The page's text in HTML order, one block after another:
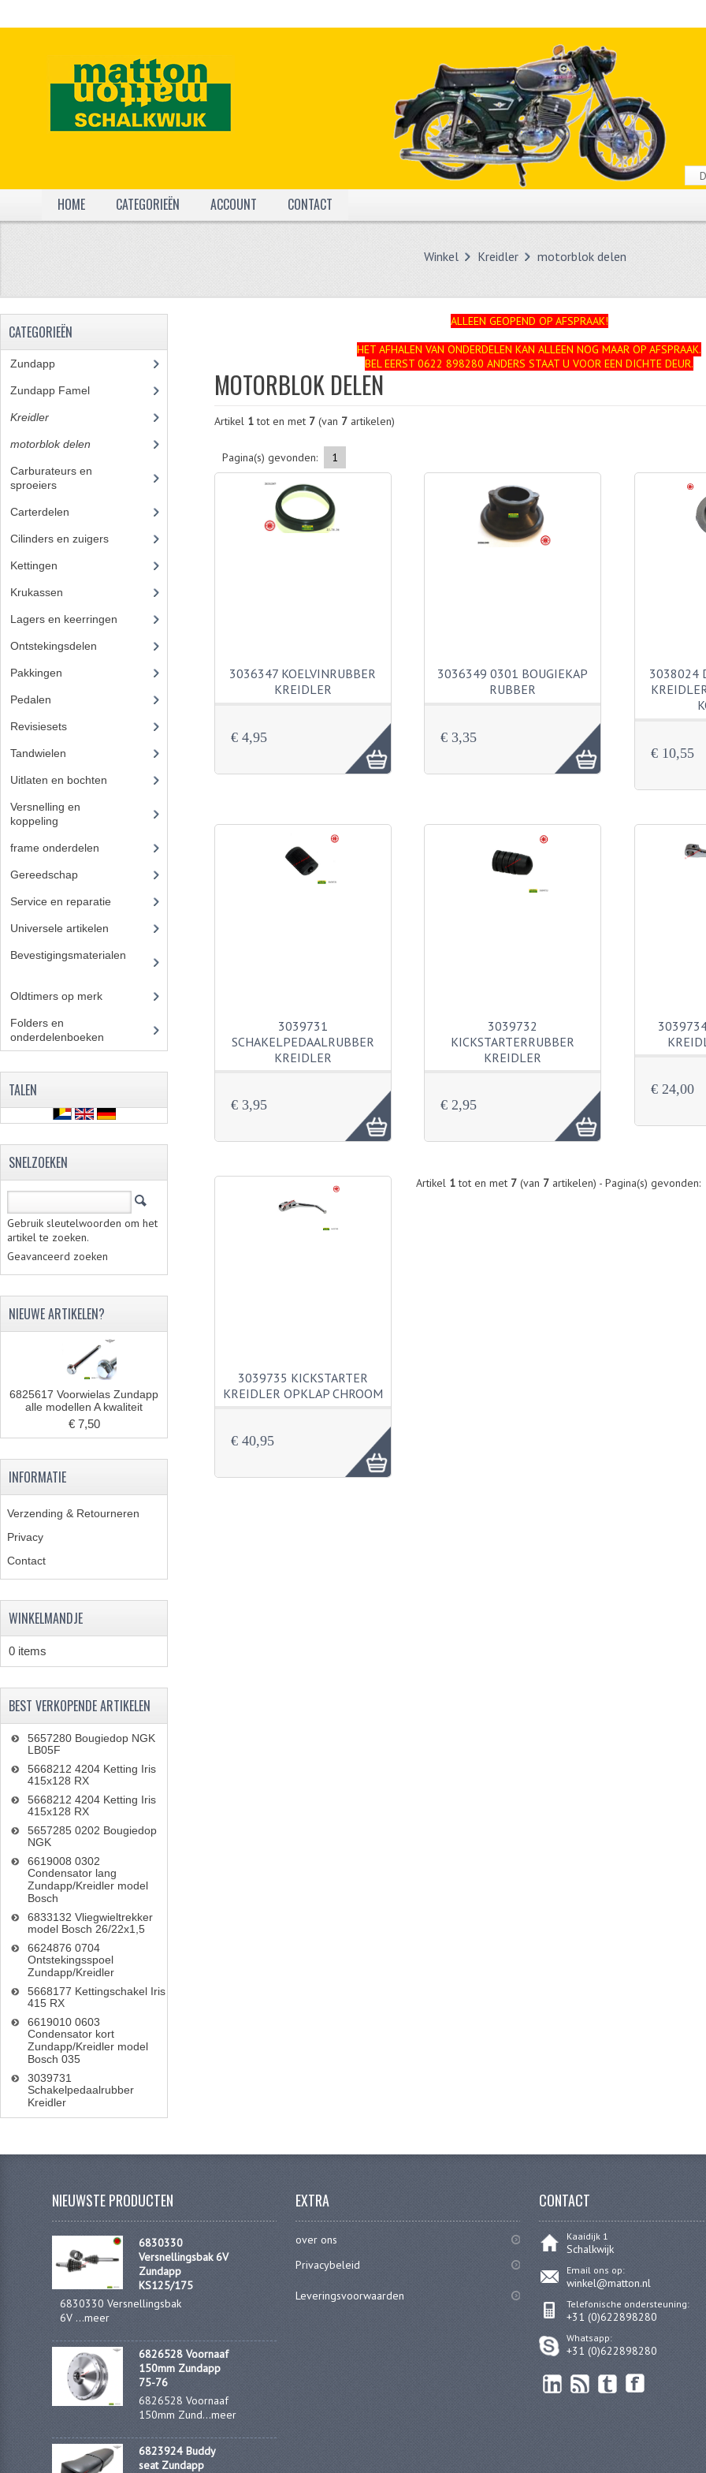
HOME CATEGORIEËN ACCOUNT CONTACT
Winkel Kreidler motorblok delen
ALLEEN GEOPEND OP AFSPRAAK!
HET AFHALEN VAN ONDERDELEN KAN ALLEEN NOG MAAR OP AFSPRAAK.
BEL EERST 0622 898280 ANDERS STAAT U VOOR EEN DICHTE DEUR.
MOTORBLOK DELEN
Artikel 1tot en met 7(van 7artikelen)
Pagina(s) gevonden: 1
3036347 KOELVINRUBBER
KREIDLER
€ 4,95
3036349 0301 BOUGIEKAP
RUBBER
€ 3,35
3038024
€ 10,55
3039731
SCHAKELPEDAALRUBBER
KREIDLER
€ 3,95
3039732
KICKSTARTERRUBBER
KREIDLER
€ 2,95
€ 24,00
3039735 KICKSTARTER
KREIDLER OPKLAP CHROOM
€ 40,95
Artikel 1tot en met 7 (van 7 artikelen) - Pagina(s) gevonden:
CATEGORIEËN
Zundapp
Zundapp Famel
Kreidler
motorblok delen
Carburateurs en
sproeiers
Carterdelen
Cilinders en zuigers
Kettingen
Krukassen
Lagers en keerringen
Ontstekingsdelen
Pakkingen
Pedalen
Revisiesets
Tandwielen
Uitlaten en bochten
Versnelling en
koppeling
frame onderdelen
Gereedschap
Service en reparatie
Universele artikelen
Bevestigingsmaterialen
Oldtimers op merk
Folders en
onderdelenboeken
TALEN
SNELZOEKEN
Gebruik sleutelwoorden om het
artikel te zoeken.
Geavanceerd zoeken
NIEUWE ARTIKELEN?
6825617 Voorwielas Zundapp
alle modellen A kwaliteit
€ 7,50
INFORMATIE
Verzending & Retourneren
Privacy
Contact
WINKELMANDJE
0 items
BEST VERKOPENDE ARTIKELEN
5657280 Bougiedop NGK
LB05F
5668212 4204 Ketting Iris
415x128 RX
5668212 4204 Ketting Iris
415x128 RX
5657285 0202 Bougiedop
NGK
6619008 0302
Condensator lang
Zundapp/Kreidler model
Bosch
6833132 Vliegwieltrekker
model Bosch 26/22x1,5
6624876 0704
Ontstekingsspoel
Zundapp/Kreidler
5668177 Kettingschakel Iris
415 RX
6619010 0603
Condensator kort
Zundapp/Kreidler model
Bosch 035
3039731
Schakelpedaalrubber
Kreidler
NIEUWSTE PRODUCTEN
6830330
Versnellingsbak 6V
Zundapp
KS125/175
6830330 Versnellingsbak
6V ...meer
6826528 Voornaaf
150mm Zundapp
75-76
6826528 Voornaaf
150mm Zund...meer
6823924 Buddy
seat Zundapp
EXTRA
over ons
Privacybeleid
Leveringsvoorwaarden
CONTACT
Kaaidijk 1
Schalkwijk
Email ons op:
winkel@matton.nl
Telefonische ondersteuning:
+31 (0)622898280
Whatsapp:
+31 (0)622898280